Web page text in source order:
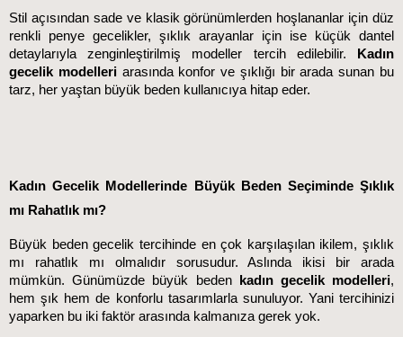
Stil açısından sade ve klasik görünümlerden hoşlananlar için düz
renkli penye gecelikler, şıklık arayanlar için ise küçük dantel
detaylarıyla zenginleştirilmiş modeller tercih edilebilir.
Kadın
gecelik modelleri arasında konfor ve şıklığı bir arada sunan bu
tarz, her yaştan büyük beden kullanıcıya hitap eder.
Kadın Gecelik Modellerinde Büyük Beden Seçiminde Şıklık
mı Rahatlık mı?
Büyük beden gecelik tercihinde en çok karşılaşılan ikilem, şıklık
mı rahatlık mı olmalıdır sorusudur. Aslında ikisi bir arada
mümkün. Günümüzde büyük beden
kadın gecelik modelleri,
hem şık hem de konforlu tasarımlarla sunuluyor. Yani tercihinizi
yaparken bu iki faktör arasında kalmanıza gerek yok.